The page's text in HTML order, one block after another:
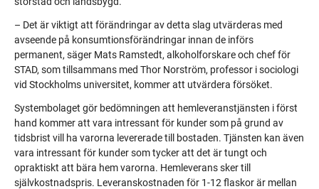
– Det är viktigt att förändringar av detta slag utvärderas med
avseende på konsumtionsförändringar innan de införs
permanent, säger Mats Ramstedt, alkoholforskare och chef för
STAD, som tillsammans med Thor Norström, professor i sociologi
vid Stockholms universitet, kommer att utvärdera försöket.
Systembolaget gör bedömningen att hemleveranstjänsten i först
hand kommer att vara intressant för kunder som på grund av
tidsbrist vill ha varorna levererade till bostaden. Tjänsten kan även
vara intressant för kunder som tycker att det är tungt och
opraktiskt att bära hem varorna. Hemleverans sker till
självkostnadspris. Leveranskostnaden för 1-12 flaskor är mellan